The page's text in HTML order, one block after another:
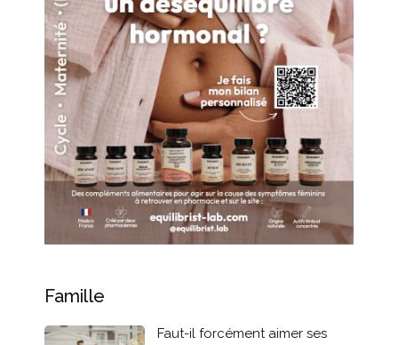
Famille
Faut-il forcément aimer ses